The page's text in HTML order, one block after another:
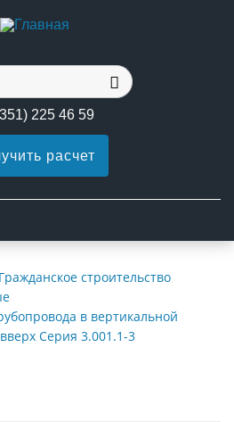
225 46 59
расчет
Гражданское строительство
в вертикальной
Серия 3.001.1-3